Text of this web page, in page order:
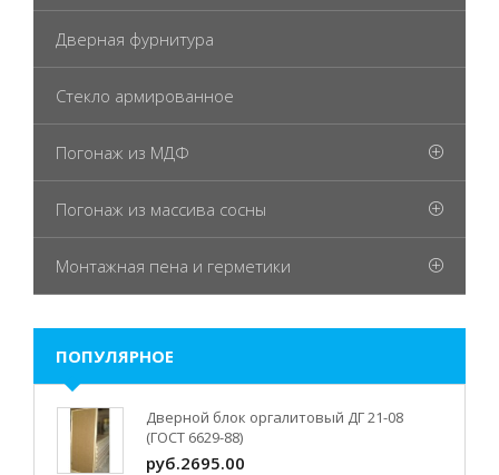
Дверная фурнитура
Стекло армированное
Погонаж из МДФ
Погонаж из массива сосны
Монтажная пена и герметики
ПОПУЛЯРНОЕ
Дверной блок оргалитовый ДГ 21-08
(ГОСТ 6629-88)
руб.2695.00